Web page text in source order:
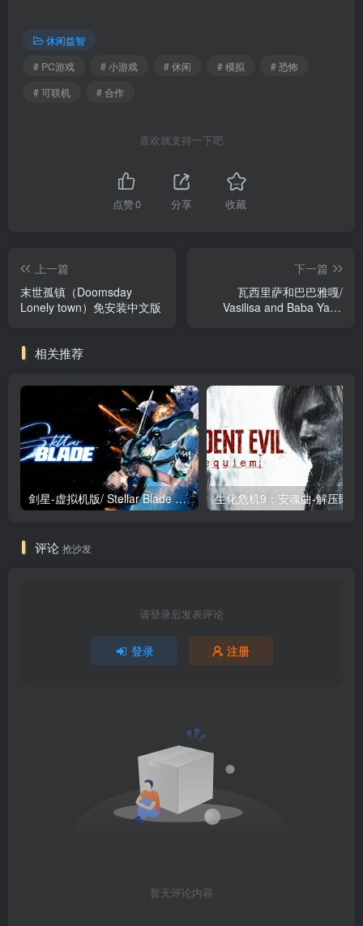
休闲益智
# PC游戏
# 小游戏 # 休闲 # 模拟
# 恐怖
# 可联机
# 合作
喜欢就支持一下吧
点赞0 分享 收藏
上一篇
末世孤镇（Doomsday
Lonely town）免安装中文版
下一篇
瓦西里萨和巴巴雅嘎/
Vasilisa and Baba Yaga
相关推荐
剑星-虚拟机版/ Stellar Blade v1.4.1|Build.19963153 终极版新补丁 送修改器 免安装中文版
评论 抢沙发
请登录后发表评论
登录 注册
暂无评论内容